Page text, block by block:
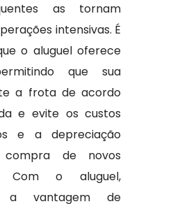
as tornam
intensivas. É
o aluguel oferece
que sua
a frota de acordo
e evite os custos
e a depreciação
compra de novos
Com o aluguel,
a vantagem de